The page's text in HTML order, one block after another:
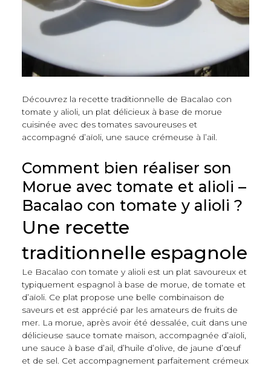
Découvrez la recette traditionnelle de Bacalao con
tomate y alioli, un plat délicieux à base de morue
cuisinée avec des tomates savoureuses et
accompagné d’aïoli, une sauce crémeuse à l’ail.
Comment bien réaliser son
Morue avec tomate et alioli –
Bacalao con tomate y alioli ?
Une recette
traditionnelle espagnole
Le Bacalao con tomate y alioli est un plat savoureux et
typiquement espagnol à base de morue, de tomate et
d’aïoli. Ce plat propose une belle combinaison de
saveurs et est apprécié par les amateurs de fruits de
mer. La morue, après avoir été dessalée, cuit dans une
délicieuse sauce tomate maison, accompagnée d’aïoli,
une sauce à base d’ail, d’huile d’olive, de jaune d’œuf
et de sel. Cet accompagnement parfaitement crémeux